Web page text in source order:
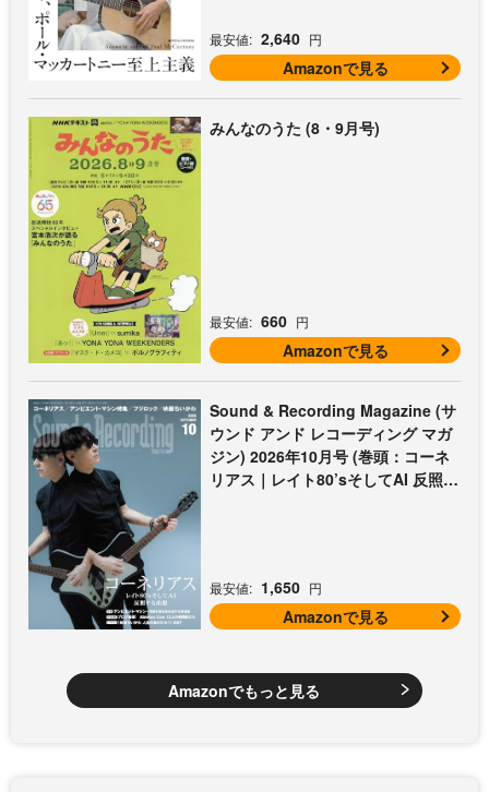
最安値: 2,640 円
Amazonで見る
みんなのうた (8・9月号)
最安値: 660 円
Amazonで見る
Sound & Recording Magazine (サ
ウンド アンド レコーディング マガ
ジン) 2026年10月号 (巻頭：コーネ
リアス｜レイト80’sそしてAI 反照す
最安値: 1,650 円
Amazonで見る
Amazonでもっと見る